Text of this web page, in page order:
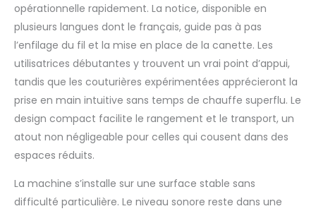
opérationnelle rapidement. La notice, disponible en
plusieurs langues dont le français, guide pas à pas
l’enfilage du fil et la mise en place de la canette. Les
utilisatrices débutantes y trouvent un vrai point d’appui,
tandis que les couturières expérimentées apprécieront la
prise en main intuitive sans temps de chauffe superflu. Le
design compact facilite le rangement et le transport, un
atout non négligeable pour celles qui cousent dans des
espaces réduits.
La machine s’installe sur une surface stable sans
difficulté particulière. Le niveau sonore reste dans une